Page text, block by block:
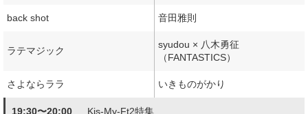
back shot 音田雅則
ラテマジック
syudou × 八木勇征
（FANTASTICS）
さよならララ いきものがかり
19:30〜20:00 Kis-My-Ft2特集